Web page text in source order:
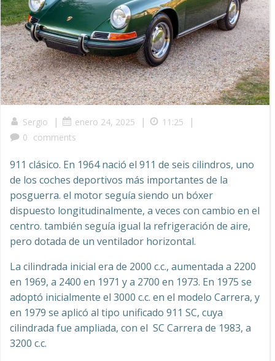
Sergio | enero 24, 2025 | 11:25 |
0 comments
911 clásico. En 1964 nació el 911 de seis cilindros, uno
de los coches deportivos más importantes de la
posguerra. el motor seguía siendo un bóxer
dispuesto longitudinalmente, a veces con cambio en el
centro. también seguía igual la refrigeración de aire,
pero dotada de un ventilador horizontal.
La cilindrada inicial era de 2000 c.c., aumentada a 2200
en 1969, a 2400 en 1971 y a 2700 en 1973. En 1975 se
adoptó inicialmente el 3000 c.c. en el modelo Carrera, y
en 1979 se aplicó al tipo unificado 911 SC, cuya
cilindrada fue ampliada, con el SC Carrera de 1983, a
3200 c.c.